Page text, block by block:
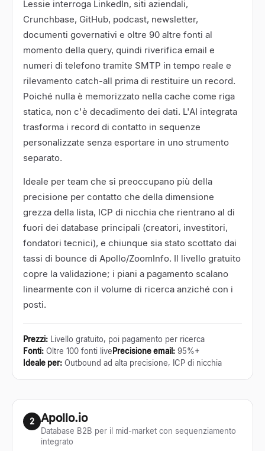
Lessie interroga LinkedIn, siti aziendali,
Crunchbase, GitHub, podcast, newsletter,
documenti governativi e oltre 90 altre fonti al
momento della query, quindi riverifica email e
numeri di telefono tramite SMTP in tempo reale e
rilevamento catch-all prima di restituire un record.
Poiché nulla è memorizzato nella cache come riga
statica, non c'è decadimento dei dati. L'AI integrata
trasforma i record di contatto in sequenze
personalizzate senza esportare in uno strumento
separato.
Ideale per team che si preoccupano più della
precisione per contatto che della dimensione
grezza della lista, ICP di nicchia che rientrano al di
fuori dei database principali (creatori, investitori,
fondatori tecnici), e chiunque sia stato scottato dai
tassi di bounce di Apollo/ZoomInfo. Il livello gratuito
copre la validazione; i piani a pagamento scalano
linearmente con il volume di ricerca anziché con i
posti.
Prezzi: Livello gratuito, poi pagamento per ricerca
Fonti: Oltre 100 fonti live Precisione email : 95%+
Ideale per: Outbound ad alta precisione, ICP di nicchia
2 Apollo.io
Database B2B per il mid-market con sequenziamento
integrato